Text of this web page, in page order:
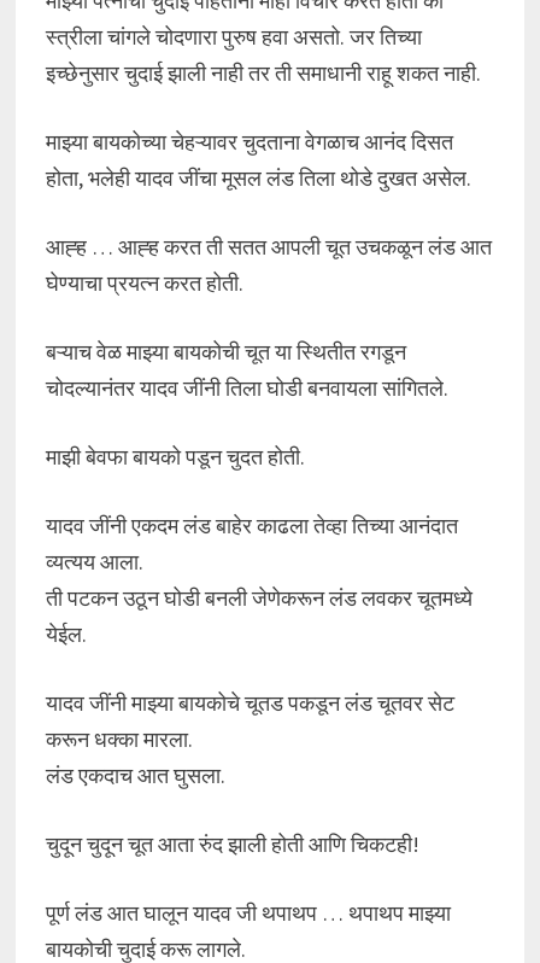
स्त्रीला चांगले चोदणारा पुरुष हवा असतो. जर तिच्या
इच्छेनुसार चुदाई झाली नाही तर ती समाधानी राहू शकत नाही.
माझ्या बायकोच्या चेहऱ्यावर चुदताना वेगळाच आनंद दिसत
होता, भलेही यादव जींचा मूसल लंड तिला थोडे दुखत असेल.
आह्ह … आह्ह करत ती सतत आपली चूत उचकळून लंड आत
घेण्याचा प्रयत्न करत होती.
बऱ्याच वेळ माझ्या बायकोची चूत या स्थितीत रगडून
चोदल्यानंतर यादव जींनी तिला घोडी बनवायला सांगितले.
माझी बेवफा बायको पडून चुदत होती.
यादव जींनी एकदम लंड बाहेर काढला तेव्हा तिच्या आनंदात
व्यत्यय आला.
ती पटकन उठून घोडी बनली जेणेकरून लंड लवकर चूतमध्ये
येईल.
यादव जींनी माझ्या बायकोचे चूतड पकडून लंड चूतवर सेट
करून धक्का मारला.
लंड एकदाच आत घुसला.
चुदून चुदून चूत आता रुंद झाली होती आणि चिकटही!
पूर्ण लंड आत घालून यादव जी थपाथप … थपाथप माझ्या
बायकोची चुदाई करू लागले.